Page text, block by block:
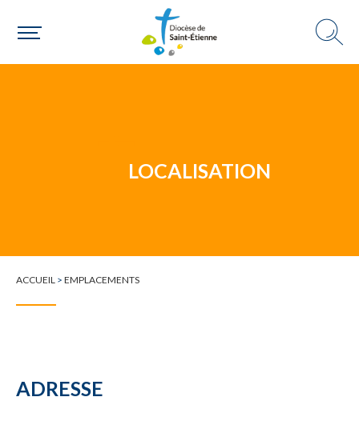
Un mouvement
Une communeLOCALISATION
ACCUEIL > EMPLACEMENTS
ADRESSE